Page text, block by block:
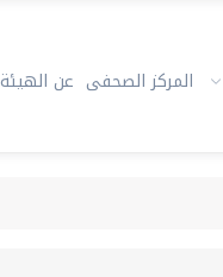
المركز الصحفى عن الهيئة